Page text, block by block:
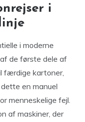
i
i moderne
de første dele af
færdige kartoner,
en manuel
menneskelige fejl.
af maskiner, der